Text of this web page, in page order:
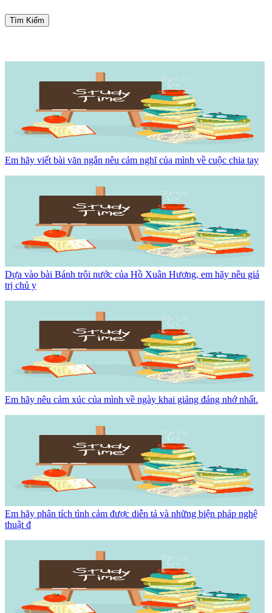
Tìm Kiếm
Em hãy viết bài văn ngắn nêu cảm nghĩ của mình về cuộc chia tay
Dựa vào bài Bánh trôi nước của Hồ Xuân Hương, em hãy nêu giá
trị chủ y
Em hãy nêu cảm xúc của mình về ngày khai giảng đáng nhớ nhất.
Em hãy phân tích tình cảm được diễn tả và những biện pháp nghệ
thuật đ